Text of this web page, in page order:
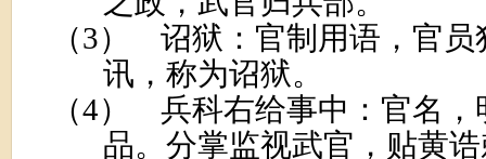
（3）
诏狱：官制用语，官
讯，称为诏狱。
（4）
兵科右给事中：官名
品。分掌监视武官，贴黄